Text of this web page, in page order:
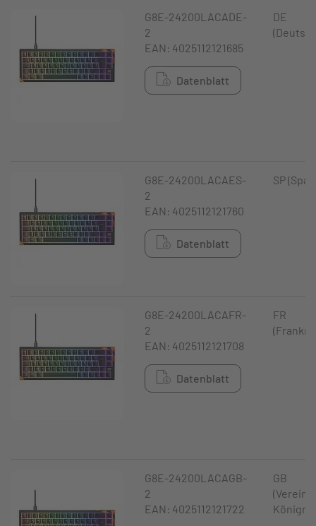
G8E-24200LACADE-
2
EAN: 4025112121685
Datenblatt
DE
G8E-24200LACAES-
2
EAN: 4025112121760
Datenblatt
SP
G8E-24200LACAFR-
2
EAN: 4025112121708
Datenblatt
FR
G8E-24200LACAGB-
2
EAN: 4025112121722
GB